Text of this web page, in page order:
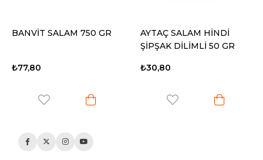
BANVİT SALAM 750 GR
₺77,80
AYTAÇ SALAM HİNDİ
ŞİPŞAK DİLİMLİ 50 GR
₺30,80